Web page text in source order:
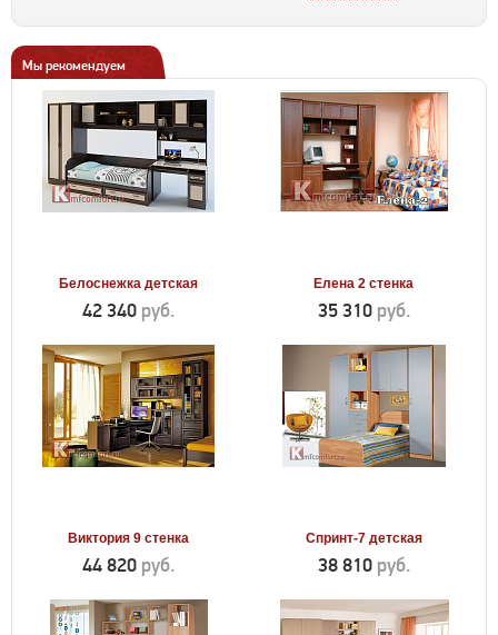
Мы рекомендуем
Белоснежка детская
42 340 руб.
Елена 2 стенка
35 310 руб.
Виктория 9 стенка
44 820 руб.
Спринт-7 детская
38 810 руб.